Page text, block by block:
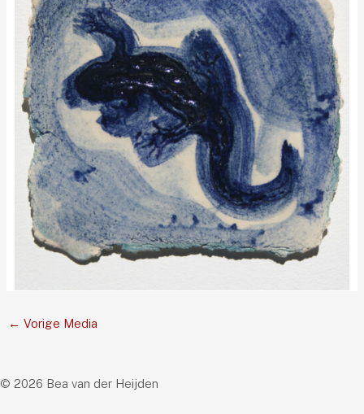
← Vorige Media
© 2026 Bea van der Heijden